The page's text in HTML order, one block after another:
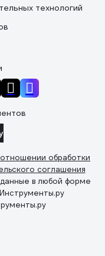
технологий
обработки
соглашения
в любой форме